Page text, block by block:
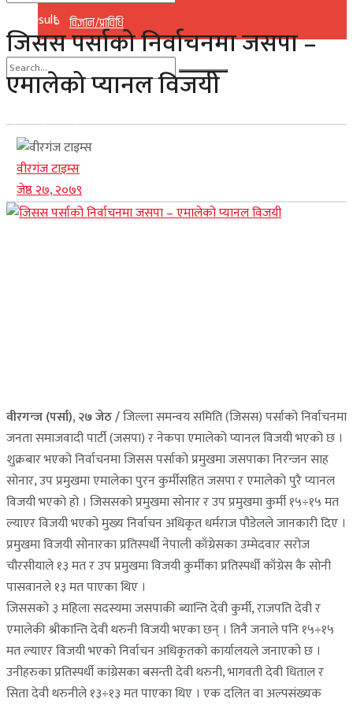
विज्ञान/प्राविधि
No Result
View All Result
No Result
View All Result
जिसस पर्साको निर्वाचनमा जसपा –
एमालेको प्यानल विजयी
वीरगंज टाइम्स
जेष्ठ २७, २०७९
वीरगन्ज (पर्सा), २७ जेठ /जिल्ला समन्वय समिति (जिसस) पर्साको निर्वाचनमा
जनता समाजवादी पार्टी (जसपा) र नेकपा एमालेको प्यानल विजयी भएको छ ।
शुक्रबार भएको निर्वाचनमा जिसस पर्साको प्रमुखमा जसपाका निरन्जन साह
सोनार, उप प्रमुखमा एमालेका पुरन कुर्मीसहित जसपा र एमालेको पुरै प्यानल
विजयी भएको हो । जिससको प्रमुखमा सोनार र उप प्रमुखमा कुर्मी १५÷१५ मत
ल्याएर विजयी भएको मुख्य निर्वाचन अधिकृत धर्मराज पौडेलले जानकारी दिए ।
प्रमुखमा विजयी सोनारका प्रतिस्पर्धी नेपाली काँग्रेसका उम्मेदवार सरोज
चौरसीयाले १३ मत र उप प्रमुखमा विजयी कुर्मीका प्रतिस्पर्धी काँग्रेस कै सोनी
पासवानले १३ मत पाएका थिए ।
जिससको ३ महिला सदस्यमा जसपाकी ब्यान्ति देवी कुर्मी, राजपति देवी र
एमालेकी श्रीकान्ति देवी थरुनी विजयी भएका छन् । तिनै जनाले पनि १५÷१५
मत ल्याएर विजयी भएको निर्वाचन अधिकृतको कार्यालयले जनाएको छ ।
उनीहरुका प्रतिस्पर्धी कांग्रेसका बसन्ती देवी थरुनी, भागवती देवी धिताल र
सिता देवी थरुनीले १३÷१३ मत पाएका थिए । एक दलित वा अल्पसंख्यक